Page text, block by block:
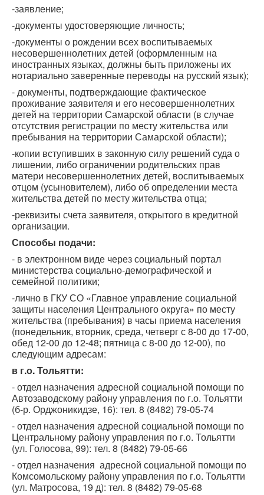
-заявление;
-документы удостоверяющие личность;
-документы о рождении всех воспитываемых
несовершеннолетних детей (оформленным на
иностранных языках, должны быть приложены их
нотариально заверенные переводы на русский язык);
- документы, подтверждающие фактическое
проживание заявителя и его несовершеннолетних
детей на территории Самарской области (в случае
отсутствия регистрации по месту жительства или
пребывания на территории Самарской области);
-копии вступивших в законную силу решений суда о
лишении, либо ограничении родительских прав
матери несовершеннолетних детей, воспитываемых
отцом (усыновителем), либо об определении места
жительства детей по месту жительства отца;
-реквизиты счета заявителя, открытого в кредитной
организации.
Способы подачи:
- в электронном виде через социальный портал
министерства социально-демографической и
семейной политики;
-лично в ГКУ СО «Главное управление социальной
защиты населения Центрального округа» по месту
жительства (пребывания) в часы приема населения
(понедельник, вторник, среда, четверг с 8-00 до 17-00,
обед 12-00 до 12-48; пятница с 8-00 до 12-00), по
следующим адресам:
в г.о. Тольятти:
- отдел назначения адресной социальной помощи по
Автозаводскому району управления по г.о. Тольятти
(б-р. Орджоникидзе, 16): тел. 8 (8482) 79-05-74
- отдел назначения адресной социальной помощи по
Центральному району управления по г.о. Тольятти
(ул. Голосова, 99): тел. 8 (8482) 79-05-66
- отдел назначения адресной социальной помощи по
Комсомольскому району управления по г.о. Тольятти
(ул. Матросова, 19 д): тел. 8 (8482) 79-05-68